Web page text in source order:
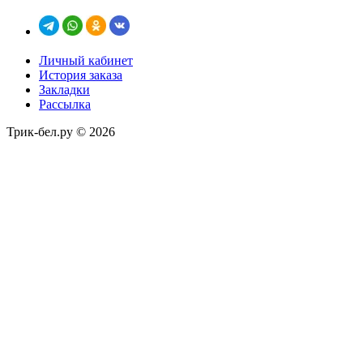
Личный кабинет
История заказа
Закладки
Рассылка
Трик-бел.ру © 2026